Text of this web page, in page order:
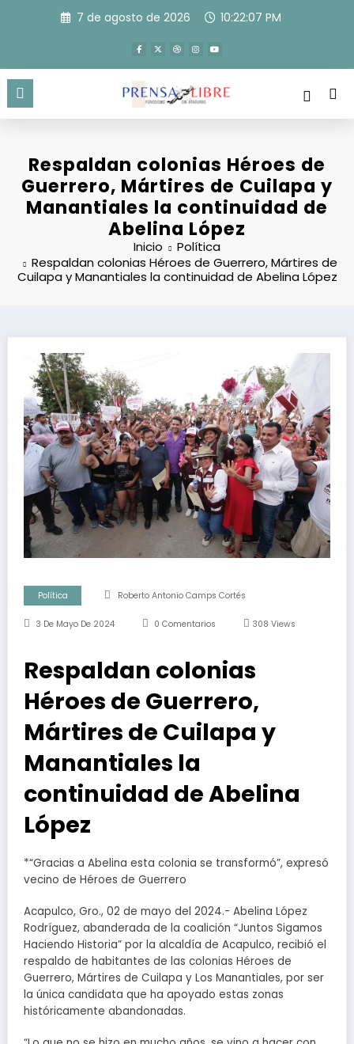
7 de agosto de 2026 10:22:08 PM
Respaldan colonias Héroes de
Guerrero, Mártires de Cuilapa y
Manantiales la continuidad de
Abelina López
Inicio
Política
Respaldan colonias Héroes de Guerrero, Mártires de
Cuilapa y Manantiales la continuidad de Abelina López
Política Roberto Antonio Camps Cortés
3 De Mayo De 2024 0 Comentarios 308Views
Respaldan colonias
Héroes de Guerrero,
Mártires de Cuilapa y
Manantiales la
continuidad de Abelina
López
*“Gracias a Abelina esta colonia se transformó”, expresó
vecino de Héroes de Guerrero
Acapulco, Gro., 02 de mayo del 2024.- Abelina López
Rodríguez, abanderada de la coalición “Juntos Sigamos
Haciendo Historia” por la alcaldía de Acapulco, recibió el
respaldo de habitantes de las colonias Héroes de
Guerrero, Mártires de Cuilapa y Los Manantiales, por ser
la única candidata que ha apoyado estas zonas
históricamente abandonadas.